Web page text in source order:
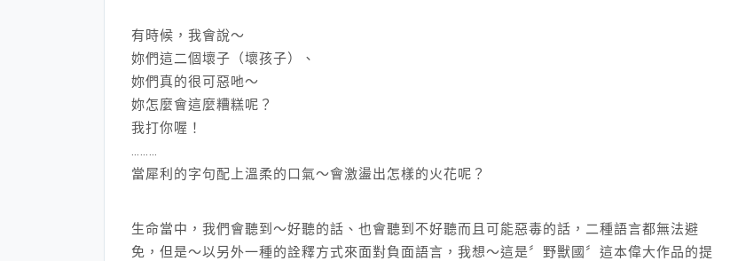
有時候，我會說～
妳們這二個壞子（壞孩子）、
妳們真的很可惡吔～
妳怎麼會這麼糟糕呢？
我打你喔！
當犀利的字句配上溫柔的口氣～會激盪出怎樣的火花呢？
生命當中，我們會聽到～好聽的話、也會聽到不好聽而且可能惡毒的話，二種語言都無法避
免，但是～以另外一種的詮釋方式來面對負面語言，我想～這是〞野獸國〞這本偉大作品的提